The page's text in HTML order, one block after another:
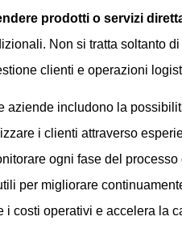
prodotti o servizi
Non si tratta soltanto
clienti e operazioni
aziende includono la
i clienti attraverso
ogni fase del
per migliorare
i costi operativi e accelera la